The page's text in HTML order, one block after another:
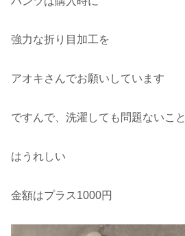
強力な折り目加工を
アオキさんでお願いしています
ですんで、洗濯しても問題ないこと
はうれしい
金額はプラス1000円